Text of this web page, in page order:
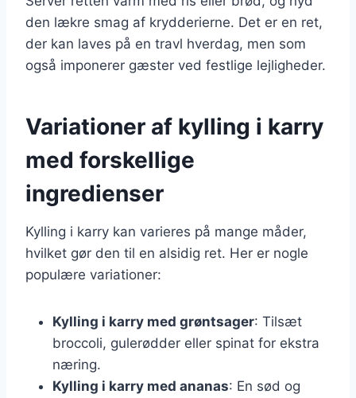
den lækre smag af krydderierne. Det er en ret,
der kan laves på en travl hverdag, men som
også imponerer gæster ved festlige lejligheder.
Variationer af kylling i karry
med forskellige
ingredienser
Kylling i karry kan varieres på mange måder,
hvilket gør den til en alsidig ret. Her er nogle
populære variationer:
Kylling i karry med grøntsager: Tilsæt
broccoli, gulerødder eller spinat for ekstra
næring.
Kylling i karry med ananas: En sød og